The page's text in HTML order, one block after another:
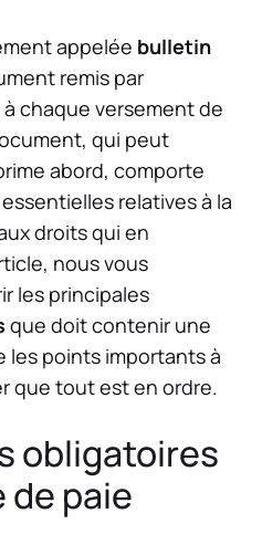
appelée bulletin
remis par
à chaque versement de
qui peut
abord, comporte
relatives à la
droits qui en
nous vous
les principales
que doit contenir une
les points importants à
que tout est en ordre.
obligatoires
de paie